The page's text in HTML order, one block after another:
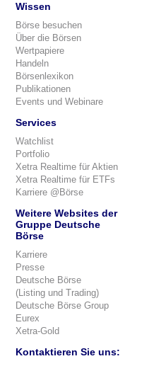
Wissen
Börse besuchen
Über die Börsen
Wertpapiere
Handeln
Börsenlexikon
Publikationen
Events und Webinare
Services
Watchlist
Portfolio
Xetra Realtime für Aktien
Xetra Realtime für ETFs
Karriere @Börse
Weitere Websites der
Gruppe Deutsche
Börse
Karriere
Presse
Deutsche Börse
(Listing und Trading)
Deutsche Börse Group
Eurex
Xetra-Gold
Kontaktieren Sie uns: